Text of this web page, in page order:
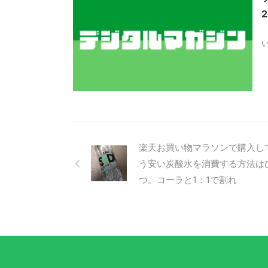
楽天お買い物マラソンで購入し
う安い炭酸水を消費する方法は
つ。コーラと1：1で割れ